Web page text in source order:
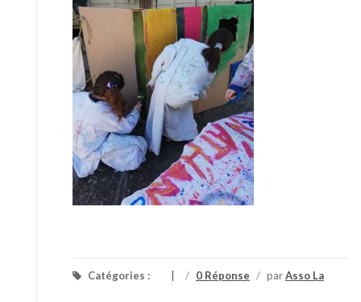
Catégories : / 0 Réponse / parAsso La